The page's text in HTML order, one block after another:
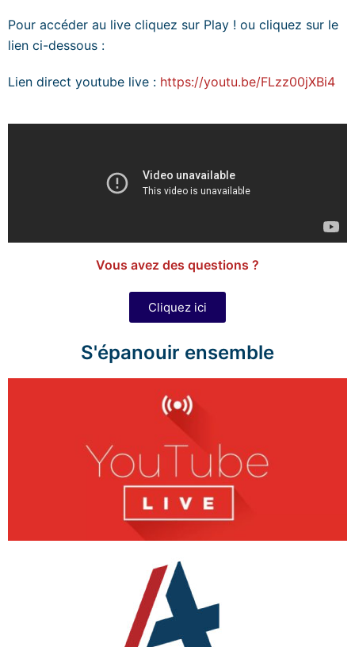
Pour accéder au live cliquez sur Play ! ou cliquez sur le
lien ci-dessous :
Lien direct youtube live : https://youtu.be/FLzz00jXBi4
Vous avez des questions ?
Cliquez ici
S'épanouir ensemble